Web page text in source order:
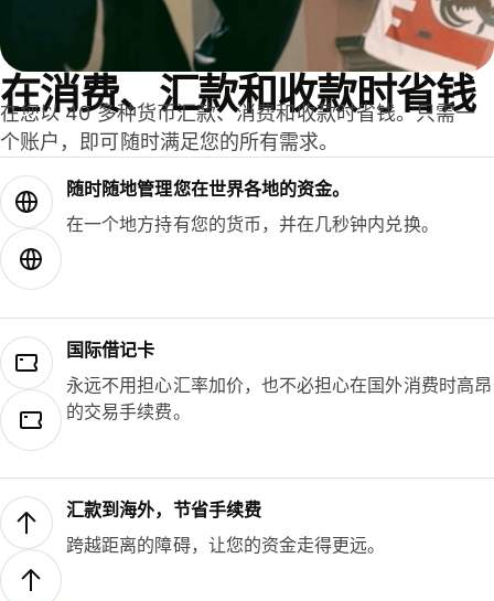
在消费、汇款和收款时省钱
在您以 40 多种货币汇款、消费和收款时省钱。只需一
个账户，即可随时满足您的所有需求。
随时随地管理您在世界各地的资金。
在一个地方持有您的货币，并在几秒钟内兑换。
国际借记卡
永远不用担心汇率加价，也不必担心在国外消费时高昂
的交易手续费。
汇款到海外，节省手续费
跨越距离的障碍，让您的资金走得更远。